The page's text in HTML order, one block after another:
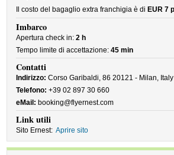
Il costo del bagaglio extra franchigia è di EUR 7
Imbarco
Apertura check in:2 h
Tempo limite di accettazione:45 min
Contatti
Indirizzo: Corso Garibaldi, 86 20121 - Milan, Italy
Telefono: +39 02 897 30 660
eMail: booking@flyernest.com
Link utili
Sito Ernest: Aprire sito